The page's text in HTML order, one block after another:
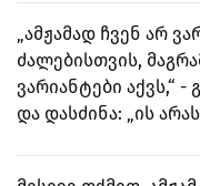
„ამჟამად ჩვენ არ
ძალებისთვის,
ვარიანტები აქვს,“
და დასძინა: „ის